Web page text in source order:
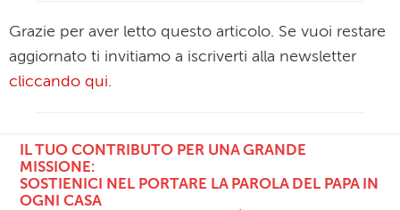
Grazie per aver letto questo articolo. Se vuoi restare
aggiornato ti invitiamo a iscriverti alla newsletter
cliccando qui.
IL TUO CONTRIBUTO PER UNA GRANDE
MISSIONE:
SOSTIENICI NEL PORTARE LA PAROLA DEL PAPA IN
OGNI CASA